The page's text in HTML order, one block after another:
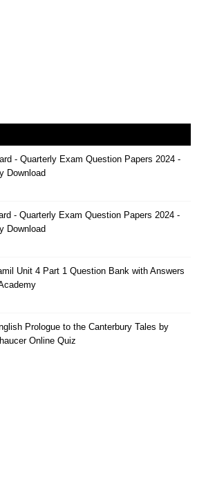
- Quarterly Exam Question Papers 2024 -
Download
- Quarterly Exam Question Papers 2024 -
Download
Unit 4 Part 1 Question Bank with Answers
Prologue to the Canterbury Tales by
Online Quiz